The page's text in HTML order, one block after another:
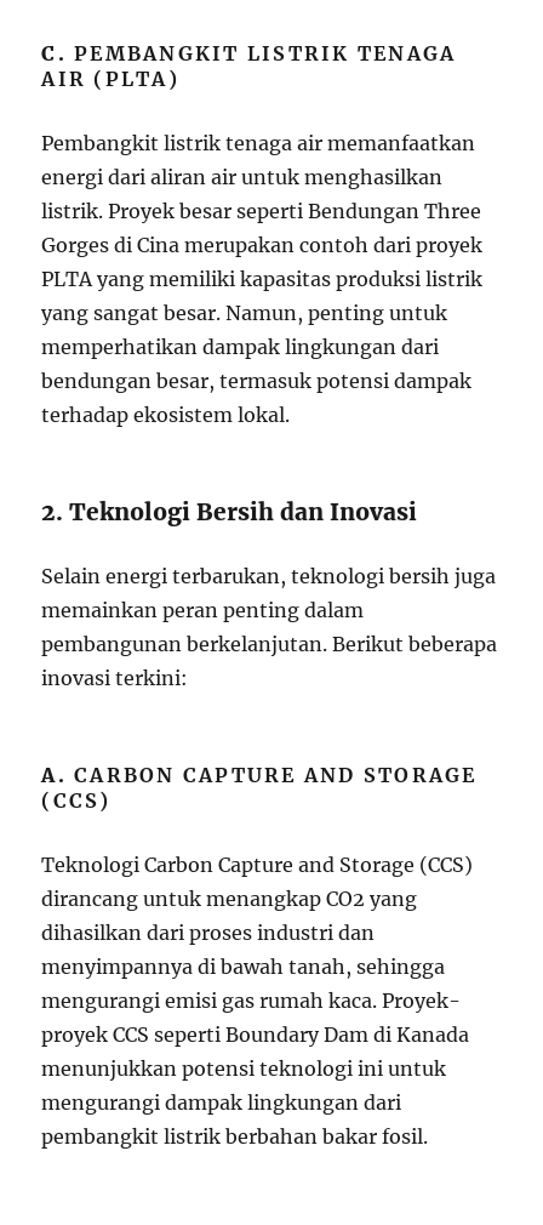
C.PEMBANGKIT LISTRIK TENAGA
AIR (PLTA)
Pembangkit listrik tenaga air memanfaatkan
energi dari aliran air untuk menghasilkan
listrik. Proyek besar seperti Bendungan Three
Gorges di Cina merupakan contoh dari proyek
PLTA yang memiliki kapasitas produksi listrik
yang sangat besar. Namun, penting untuk
memperhatikan dampak lingkungan dari
bendungan besar, termasuk potensi dampak
terhadap ekosistem lokal.
2. Teknologi Bersih dan Inovasi
Selain energi terbarukan, teknologi bersih juga
memainkan peran penting dalam
pembangunan berkelanjutan. Berikut beberapa
inovasi terkini:
A.CARBON CAPTURE AND STORAGE
(CCS)
Teknologi Carbon Capture and Storage (CCS)
dirancang untuk menangkap CO2 yang
dihasilkan dari proses industri dan
menyimpannya di bawah tanah, sehingga
mengurangi emisi gas rumah kaca. Proyek-
proyek CCS seperti Boundary Dam di Kanada
menunjukkan potensi teknologi ini untuk
mengurangi dampak lingkungan dari
pembangkit listrik berbahan bakar fosil.